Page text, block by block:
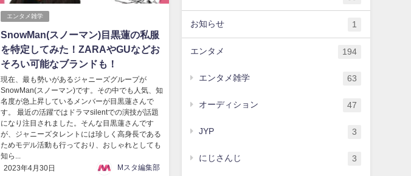
エンタメ雑学
SnowMan(スノーマン)目黒蓮の私服
を特定してみた！ZARAやGUなどお
そろい可能なブランドも！
現在、最も勢いがあるジャニーズグループが
SnowMan(スノーマン)です。その中でも人気、知
名度が急上昇しているメンバーが目黒蓮さんで
す。 最近の活躍ではドラマsilentでの演技が話題
になり注目されました。そんな目黒蓮さんです
が、ジャニーズタレントには珍しく高身長である
ためモデル活動も行っており、おしゃれとしても
知ら...
2023年4月30日
Mスタ編集部
お知らせ 1
エンタメ 194
エンタメ雑学 63
オーディション 47
JYP 3
にじさんじ 3